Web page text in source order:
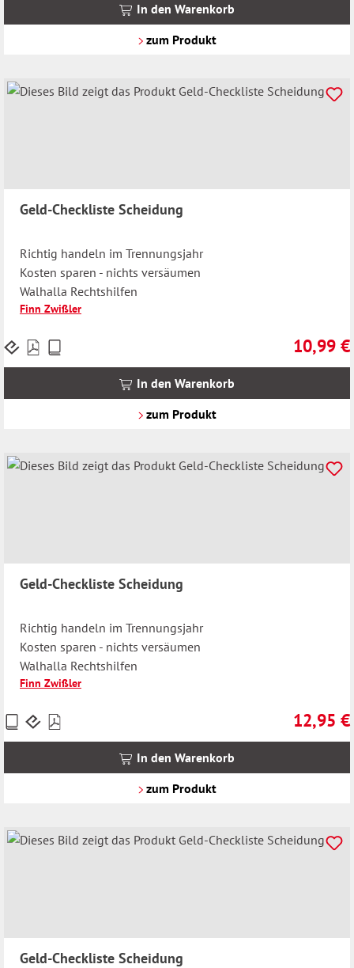
In den Warenkorb
zum Produkt
Geld-Checkliste Scheidung
Richtig handeln im Trennungsjahr
Kosten sparen - nichts versäumen
Walhalla Rechtshilfen
Finn Zwißler
10,99 €
Preise
In den Warenkorb
zum Produkt
Geld-Checkliste Scheidung
Richtig handeln im Trennungsjahr
Kosten sparen - nichts versäumen
Walhalla Rechtshilfen
Finn Zwißler
12,95 €
Preise
inkl.
In den Warenkorb
zum Produkt
Geld-Checkliste Scheidung